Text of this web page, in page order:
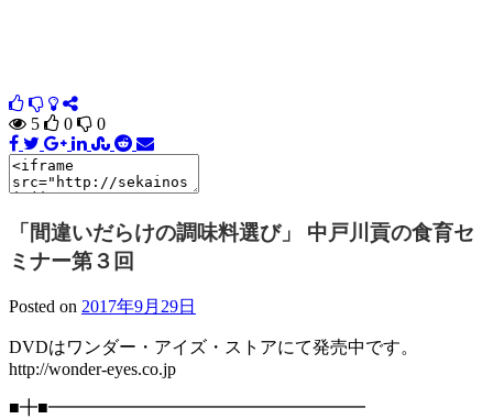
5 0 0
「間違いだらけの調味料選び」 中戸川貢の食育セ
ミナー第３回
Posted on 2017年9月29日
DVDはワンダー・アイズ・ストアにて発売中です。
http://wonder-eyes.co.jp
■╋■━━━━━━━━━━━━━━━━━━